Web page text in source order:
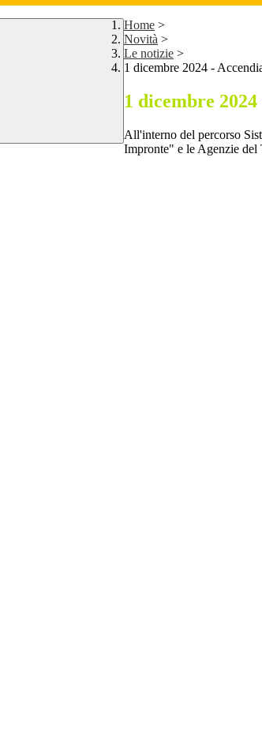
Home >
Novità >
Le notizie >
1 dicembre 2024 -
1 dicembre
All'interno del percorso
Impronte" e le Agenzie